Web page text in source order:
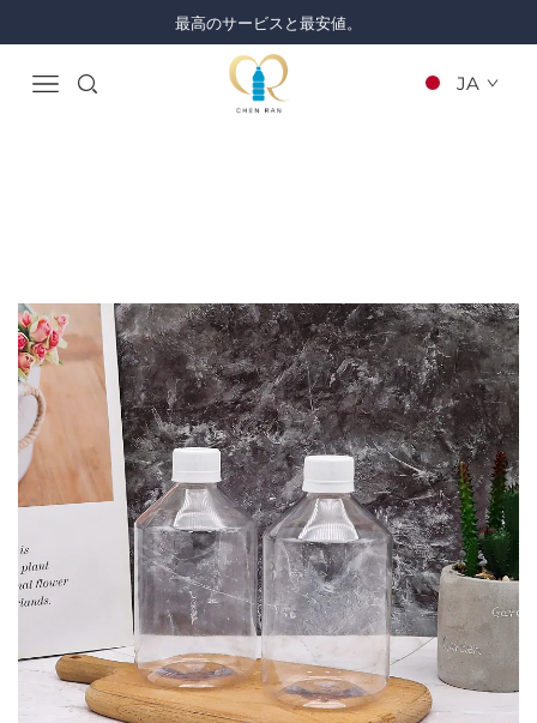
最高のサービスと最安値。
JA